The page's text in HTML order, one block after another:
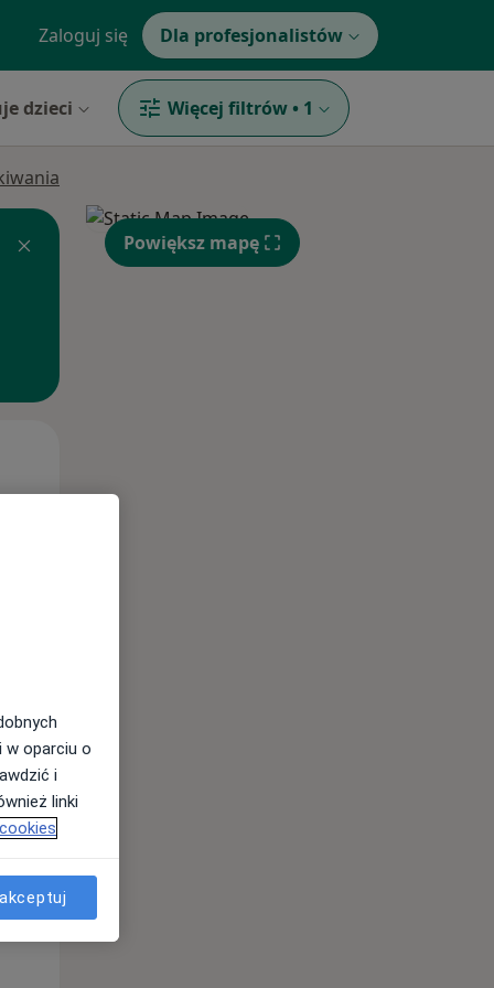
Zaloguj się Dla profesjonalistów
dzieci Więcej filtrów • 1
Pon,
Powiększ mapę
w oparciu o
i
linki